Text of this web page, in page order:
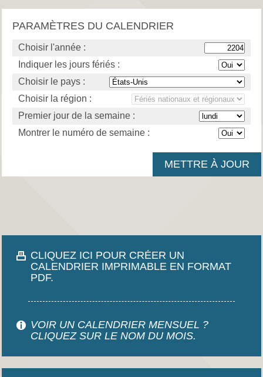
PARAMÈTRES DU CALENDRIER
Choisir l'année :
Indiquer les jours fériés :
Choisir le pays :
Choisir la région :
Premier jour de la semaine :
Montrer le numéro de semaine :
CLIQUEZ ICI POUR CRÉER UN
CALENDRIER IMPRIMABLE EN FORMAT
PDF.
VOIR UN CALENDRIER MENSUEL ?
CLIQUEZ SUR LE NOM DU MOIS.